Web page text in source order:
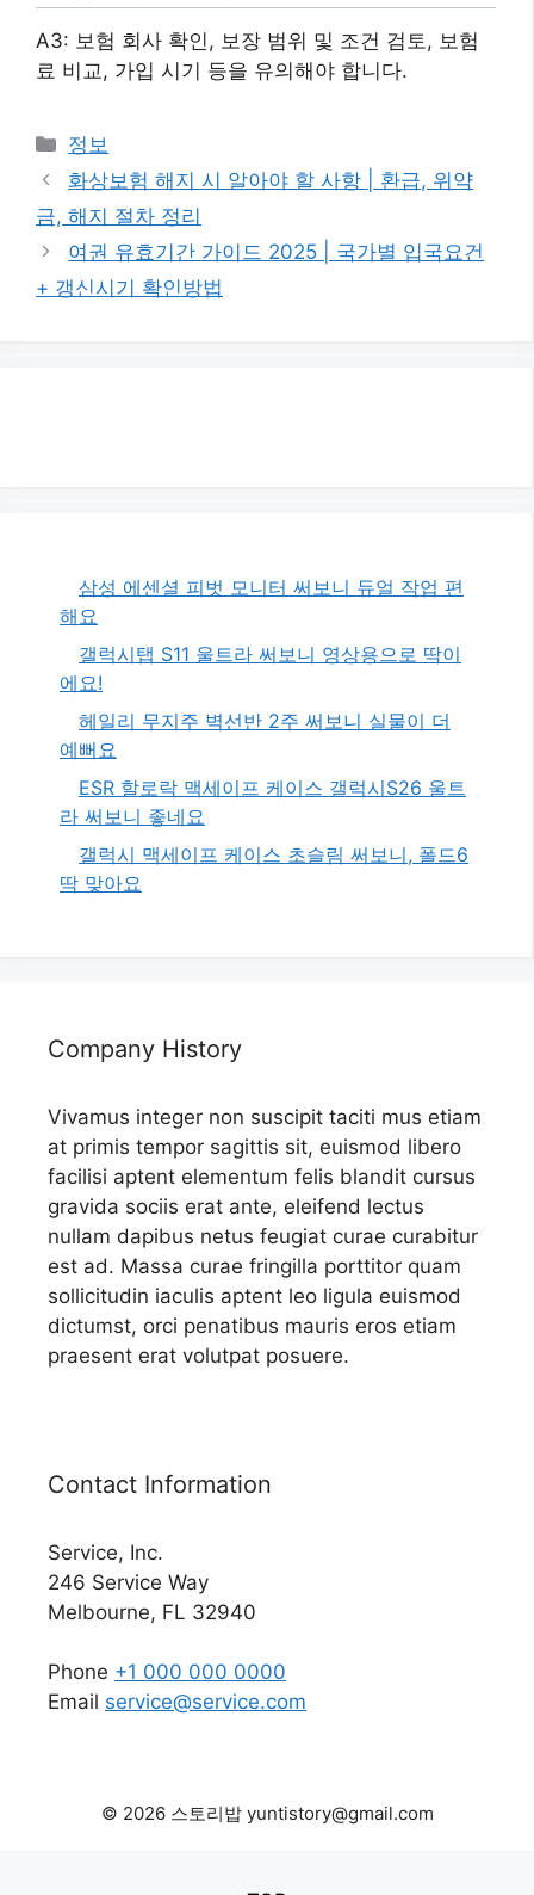
A3: 보험 회사 확인, 보장 범위 및 조건 검토, 보험
료 비교, 가입 시기 등을 유의해야 합니다.
카
테
고
리
정보
화상보험 해지 시 알아야 할 사항 | 환급, 위약
금, 해지 절차 정리
여권 유효기간 가이드 2025 | 국가별 입국요건
+ 갱신시기 확인방법
삼성 에센셜 피벗 모니터 써보니 듀얼 작업 편
해요
갤럭시탭 S11 울트라 써보니 영상용으로 딱이
에요!
헤일리 무지주 벽선반 2주 써보니 실물이 더
예뻐요
ESR 할로락 맥세이프 케이스 갤럭시S26 울트
라 써보니 좋네요
갤럭시 맥세이프 케이스 초슬림 써보니, 폴드6
딱 맞아요
Company History
Vivamus integer non suscipit taciti mus etiam
at primis tempor sagittis sit, euismod libero
facilisi aptent elementum felis blandit cursus
gravida sociis erat ante, eleifend lectus
nullam dapibus netus feugiat curae curabitur
est ad. Massa curae fringilla porttitor quam
sollicitudin iaculis aptent leo ligula euismod
dictumst, orci penatibus mauris eros etiam
praesent erat volutpat posuere.
Contact Information
Service, Inc.
246 Service Way
Melbourne, FL 32940
Phone +1 000 000 0000
Email service@service.com
© 2026 스토리밥 yuntistory@gmail.com